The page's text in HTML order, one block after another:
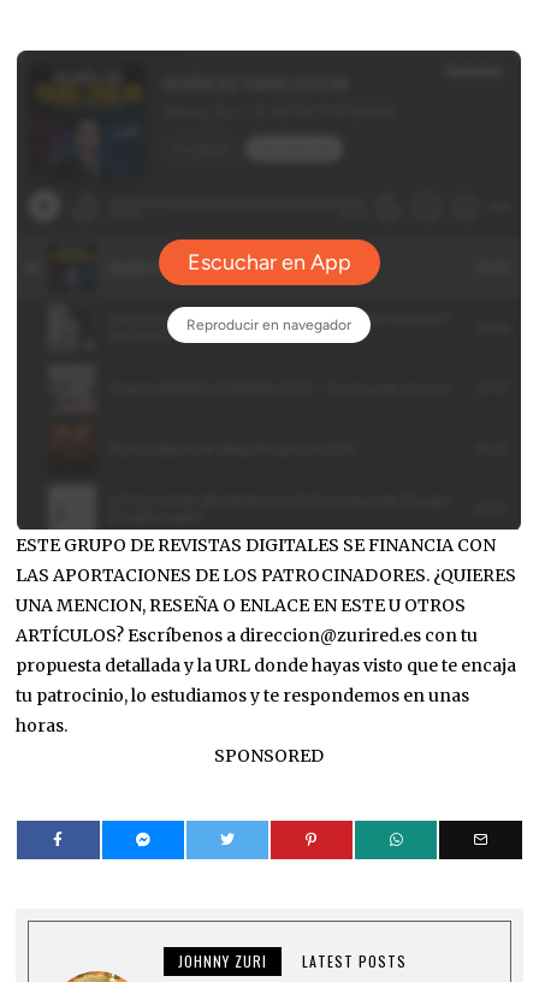
ESTE GRUPO DE REVISTAS DIGITALES SE FINANCIA CON
LAS APORTACIONES DE LOS PATROCINADORES. ¿QUIERES
UNA MENCION, RESEÑA O ENLACE EN ESTE U OTROS
ARTÍCULOS? Escríbenos a direccion@zurired.es con tu
propuesta detallada y la URL donde hayas visto que te encaja
tu patrocinio, lo estudiamos y te respondemos en unas
horas.
SPONSORED
JOHNNY ZURI LATEST POSTS